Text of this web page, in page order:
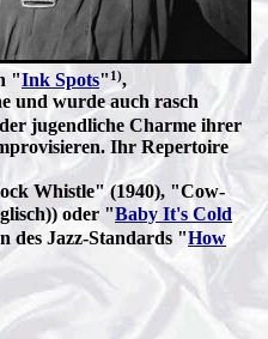
"Ink Spots" 1),
und wurde auch rasch
jugendliche Charme ihrer
Ihr Repertoire
Whistle" (1940), "Cow-
oder "Baby It's Cold
Jazz-Standards "How